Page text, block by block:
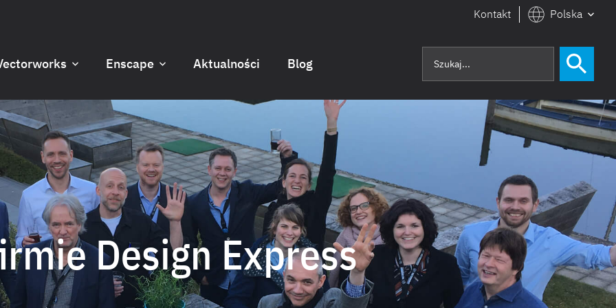
Kontakt Polska
Enscape Aktualności Blog
Design Express